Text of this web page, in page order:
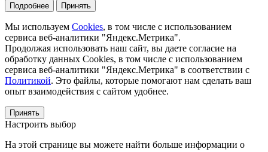
Подробнее Принять
Мы используем Cookies, в том числе с использованием
сервиса веб-аналитики "Яндекс.Метрика".
Продолжая использовать наш сайт, вы даете согласие на
обработку данных Cookies, в том числе с использованием
сервиса веб-аналитики "Яндекс.Метрика" в соответствии с
Политикой. Это файлы, которые помогают нам сделать ваш
опыт взаимодействия с сайтом удобнее.
Принять
Настроить выбор
На этой странице вы можете найти больше информации о